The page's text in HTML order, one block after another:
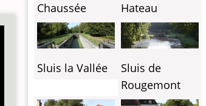
Chaussée
Hateau
Sluis la Vallée
Sluis de
Rougemont